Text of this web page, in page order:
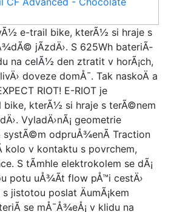
e-trail bike, kterÃ½ si hraje s
jÃ­zdÄ›. S 625Wh bateriÃ­
na celÃ½ den ztratit v horÃ¡ch,
doveze domÅ¯. Tak naskoÄ a
RIOT! E-RIOT je
kterÃ½ si hraje s terÃ©nem
VyladÄ›nÃ¡ geometrie
systÃ©m odpruÅ¾enÃ­ Traction
kolo v kontaktu s povrchem,
S tÃ­mhle elektrokolem se dÃ¡
potu uÅ¾Ã­t flow pÅ™i cestÄ›
jistotou poslat ÄumÃ¡kem
se mÅ¯Å¾eÅ¡ v klidu na